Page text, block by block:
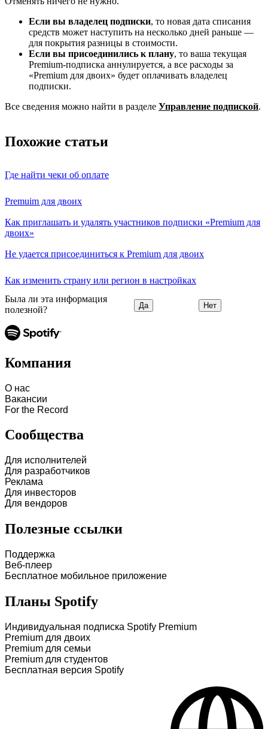
Если вы владелец подписки, то новая дата списания
средств может наступить на несколько дней раньше —
для покрытия разницы в стоимости.
Если вы присоединились к плану, то ваша текущая
Premium-подписка аннулируется, а все расходы за
«Premium для двоих» будет оплачивать владелец
подписки.
Все сведения можно найти в разделе Управление подпиской.
Похожие статьи
Где найти чеки об оплате
Premuim для двоих
Как приглашать и удалять участников подписки «Premium для
двоих»
Не удается присоединиться к Premium для двоих
Как изменить страну или регион в настройках
Была ли эта информация
полезной?
Да Нет
Компания
О нас
Вакансии
For the Record
Сообщества
Для исполнителей
Для разработчиков
Реклама
Для инвесторов
Для вендоров
Полезные ссылки
Поддержка
Веб-плеер
Бесплатное мобильное приложение
Планы Spotify
Индивидуальная подписка Spotify Premium
Premium для двоих
Premium для семьи
Premium для студентов
Бесплатная версия Spotify